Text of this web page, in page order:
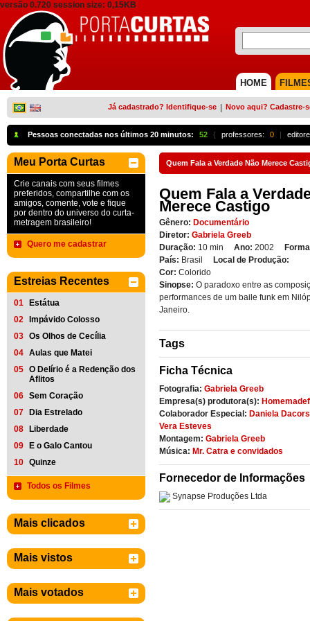
versão 0.720 session size: 0,15KB
HOME
Já cadastrado? Identifique-se Novo aqui? Cadastre-
Pessoas conectadas nos últimos 20 minutos: 52 { professores: 0 |
Meu Porta Curtas
Crie canais com seus filmes
preferidos, compartilhe com os
amigos, comente, vote e fique
por dentro do universo do curta-
metragem brasileiro!
Quero me cadastrar
Estreias Recentes
01
Estátua
02
Impávido Colosso
03 Os Olhos de Cecília
04 Aulas que Matei
05 O Delírio é a Redenção dos
Aflitos
06 Sem Coração
07
Dia Estrelado
08
Liberdade
09
E o Galo Cantou
10 Quinze
Todos os Filmes
Mais clicados
Mais vistos
Mais votados
Quem Fala a Verdade Não Merece
Quem Fala a
Merece Castigo
Gênero: Documentário
Diretor: Gabriela Greeb
Duração: 10 min Ano: 2002
País: Brasil
Local de Produção:
Cor: Colorido
Sinopse: O paradoxo entre as
performances de um baile funk em
Janeiro.
Tags
Ficha Técnica
Fotografia: Gabriela Greeb
Empresa(s) produtora(s):
Colaborador Especial: Daniela
Vera Esteves
Montagem: Gabriela Greeb
Música: Mr. Catra e convidados
Fornecedor de Informações
Synapse Produções Ltda